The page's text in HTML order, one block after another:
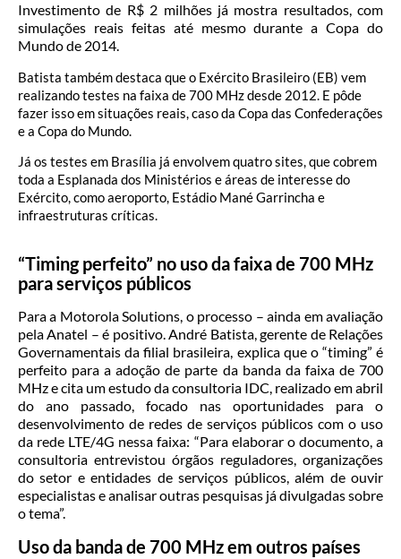
Investimento de R$ 2 milhões já mostra resultados, com
simulações reais feitas até mesmo durante a Copa do
Mundo de 2014.
Batista também destaca que o Exército Brasileiro (EB) vem
realizando testes na faixa de 700 MHz desde 2012. E pôde
fazer isso em situações reais, caso da Copa das Confederações
e a Copa do Mundo.
Já os testes em Brasília já envolvem quatro sites, que cobrem
toda a Esplanada dos Ministérios e áreas de interesse do
Exército, como aeroporto, Estádio Mané Garrincha e
infraestruturas críticas.
“Timing perfeito” no uso da faixa de 700 MHz
para serviços públicos
Para a Motorola Solutions, o processo – ainda em avaliação
pela Anatel – é positivo. André Batista, gerente de Relações
Governamentais da filial brasileira, explica que o “timing” é
perfeito para a adoção de parte da banda da faixa de 700
MHz e cita um estudo da consultoria IDC, realizado em abril
do ano passado, focado nas oportunidades para o
desenvolvimento de redes de serviços públicos com o uso
da rede LTE/4G nessa faixa: “Para elaborar o documento, a
consultoria entrevistou órgãos reguladores, organizações
do setor e entidades de serviços públicos, além de ouvir
especialistas e analisar outras pesquisas já divulgadas sobre
o tema”.
Uso da banda de 700 MHz em outros países